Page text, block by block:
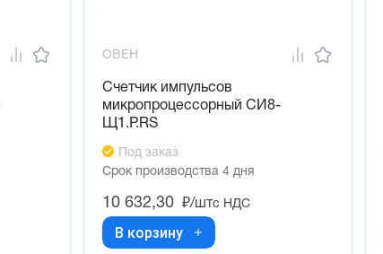
ОВЕН
Счетчик импульсов
микропроцессорный СИ8-
Щ1.Р.RS
Под заказ
Срок производства 4 дня
10 632,30 ₽/штс НДС
В корзину